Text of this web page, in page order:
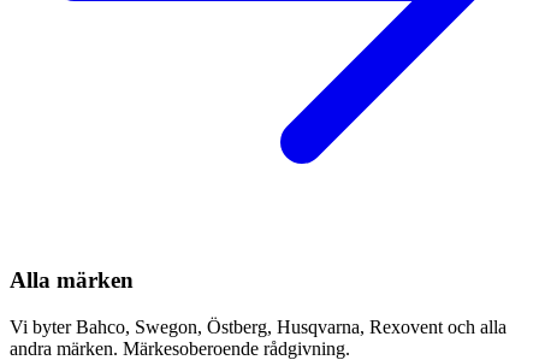
Alla märken
Vi byter Bahco, Swegon, Östberg, Husqvarna, Rexovent och alla
andra märken. Märkesoberoende rådgivning.